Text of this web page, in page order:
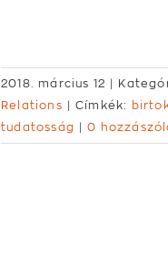
2018. március 12 |
Relations | Címkék:
tudatosság
| 0